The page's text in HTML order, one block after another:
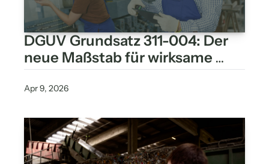
DGUV Grundsatz 311-004: Der
neue Maßstab für wirksame
Sicherheitsbeauftragte
Apr 9, 2026